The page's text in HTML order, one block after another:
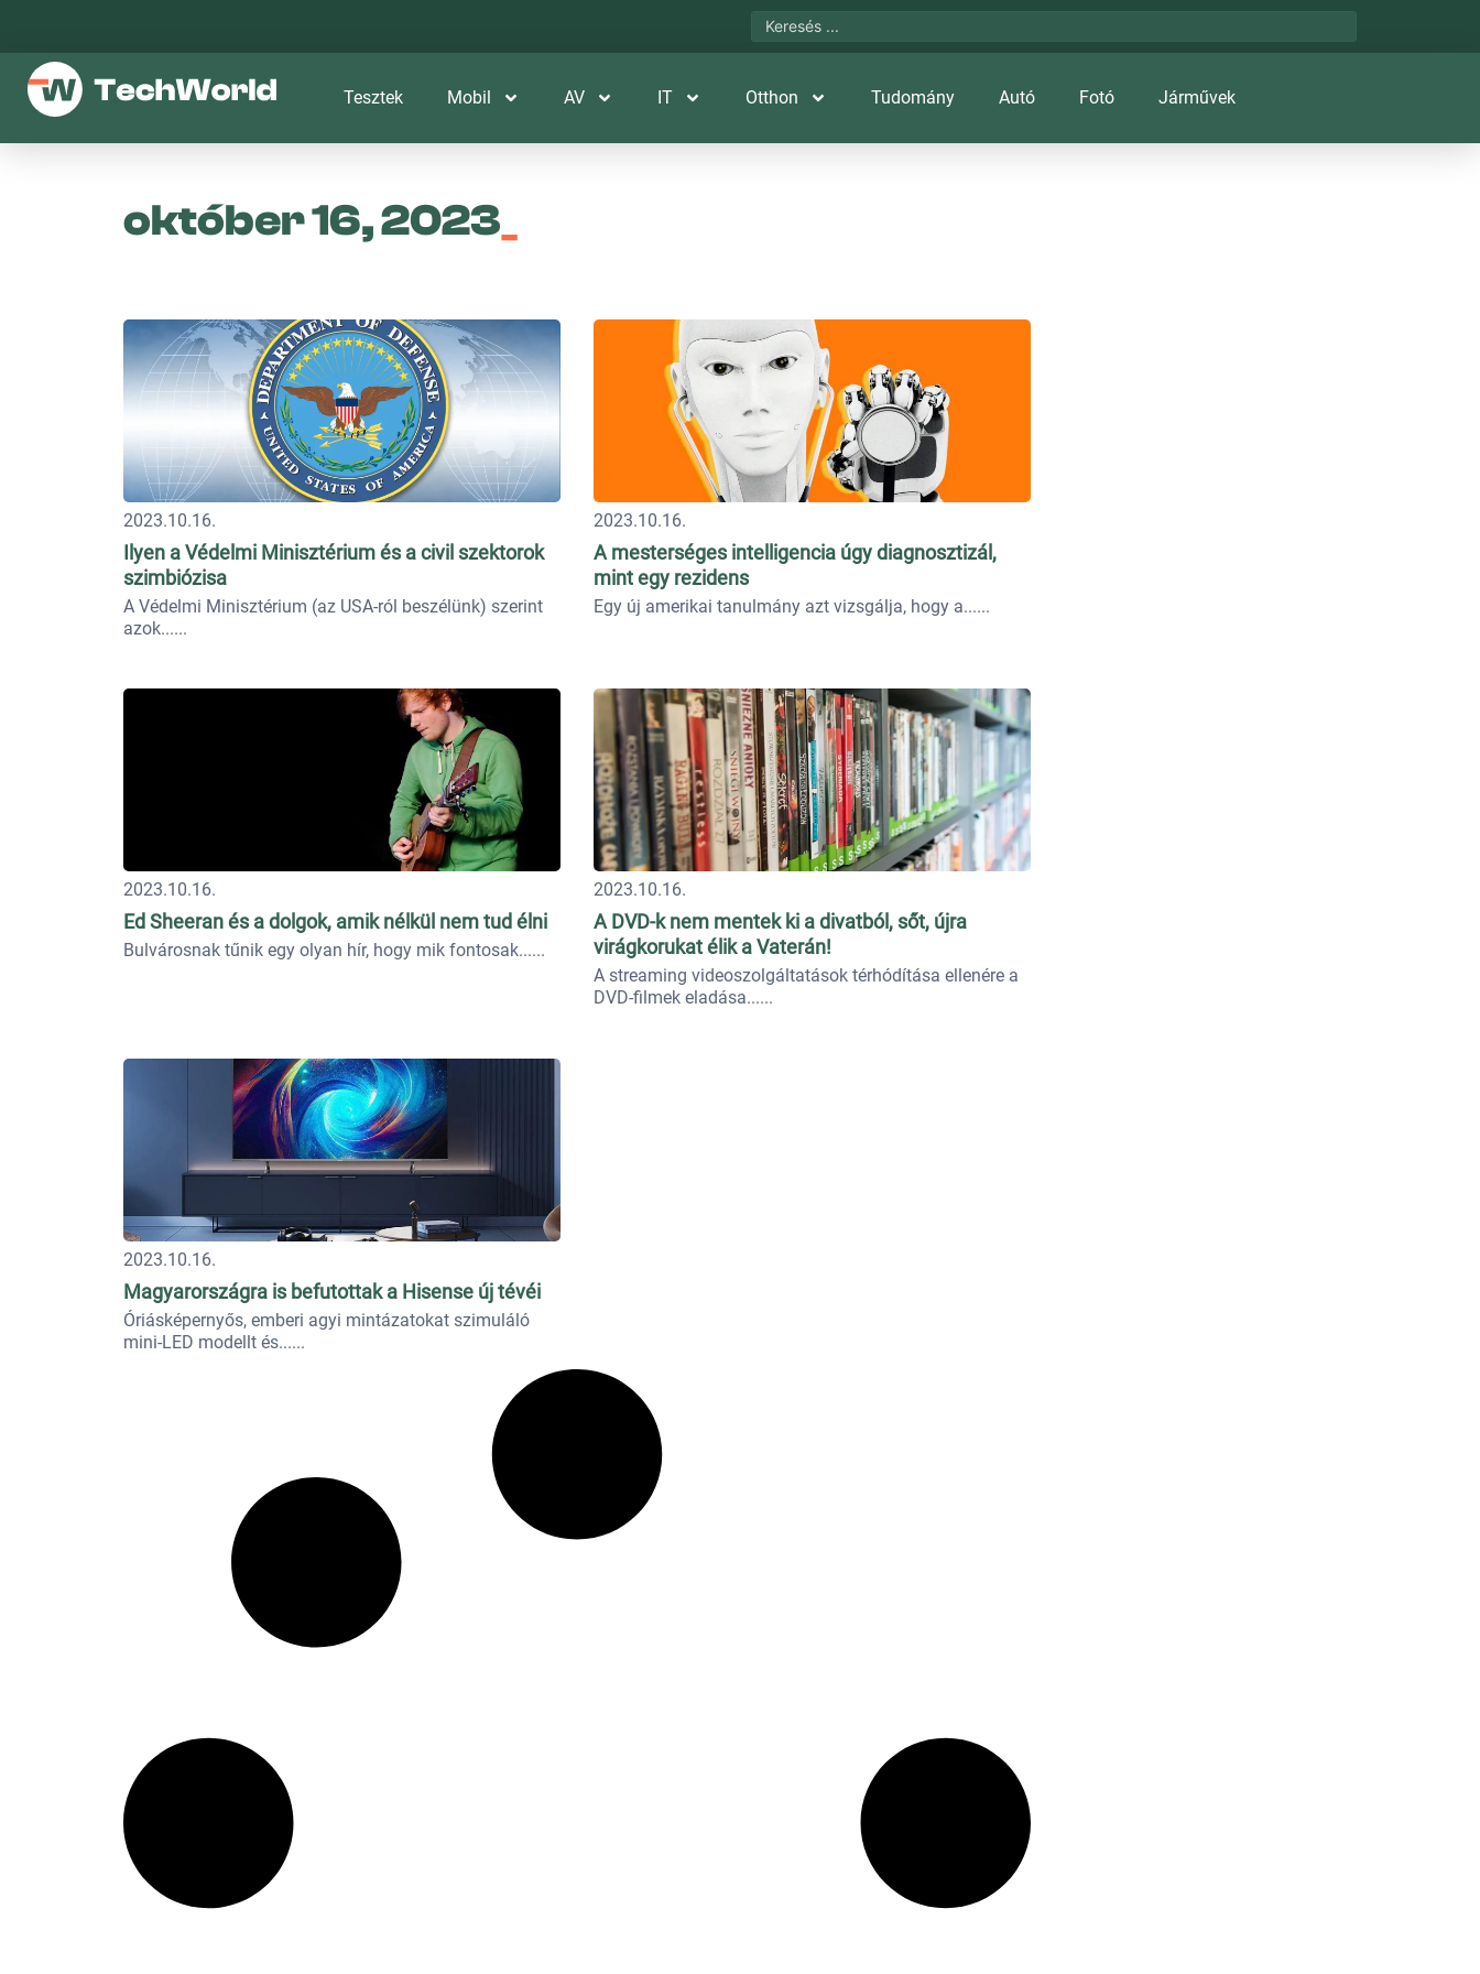
Tesztek Mobil AV IT Otthon Tudomány Autó Fotó Járművek
október 16, 2023
2023.10.16.
Ilyen a Védelmi Minisztérium és a civil szektorok
szimbiózisa
A Védelmi Minisztérium (az USA-ról beszélünk) szerint
azok...
2023.10.16.
A mesterséges intelligencia úgy diagnosztizál,
mint egy rezidens
Egy új amerikai tanulmány azt vizsgálja, hogy a...
2023.10.16.
Ed Sheeran és a dolgok, amik nélkül nem tud élni
Bulvárosnak tűnik egy olyan hír, hogy mik fontosak...
2023.10.16.
A DVD-k nem mentek ki a divatból, sőt, újra
virágkorukat élik a Vaterán!
A streaming videoszolgáltatások térhódítása ellenére a
DVD-filmek eladása...
2023.10.16.
Magyarországra is befutottak a Hisense új tévéi
Óriásképernyős, emberi agyi mintázatokat szimuláló
mini-LED modellt és...